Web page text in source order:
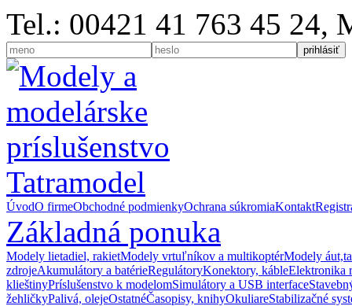
Tel.: 00421 41 763 45 24,
ÚvodO firmeObchodné podmienkyOchrana súkromiaKontakt
Základná ponuka
Modely lietadiel, rakietModely vrtuľníkov a multikoptérModely
zdrojeAkumulátory a batérieRegulátoryKonektory, kábleElektronika
klieštinyPríslušenstvo k modelomSimulátory a USB interface
žehličkyPalivá, olejeOstatnéČasopisy, knihyOkuliareStabilizačné